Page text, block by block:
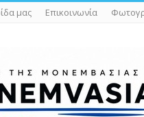
μας Επικοινωνία